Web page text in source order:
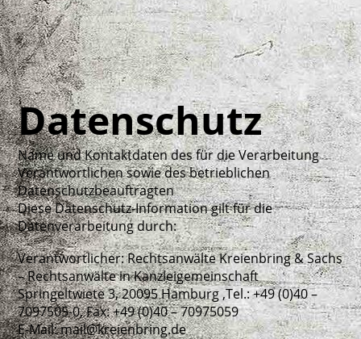
Datenschutz
Name und Kontaktdaten des für die Verarbeitung
Verantwortlichen sowie des betrieblichen
Datenschutzbeauftragten
Diese Datenschutz-Information gilt für die
Datenverarbeitung durch:
Verantwortlicher: Rechtsanwälte Kreienbring & Sachs
– Rechtsanwälte in Kanzleigemeinschaft
Springeltwiete 3, 20095 Hamburg ,Tel.: +49 (0)40 –
7097505-0, Fax: +49 (0)40 – 70975059
E-Mail: mail@kreienbring.de